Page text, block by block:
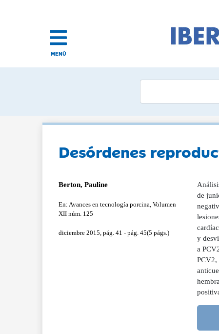
MENÚ
Desórdenes
Berton, Pauline
En: Avances en tecnología porcina, Volumen
XII núm. 125
diciembre 2015, pág. 41 - pág. 45(5 págs.)
de
y
a
PCV2,